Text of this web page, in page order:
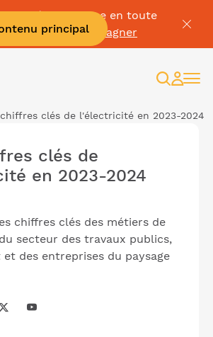
principal
électronique en toute
Je me fais accompagner
clés de l'électricité en 2023-2024
clés de
en 2023-2024
chiffres clés des métiers de
secteur des travaux publics,
des entreprises du paysage